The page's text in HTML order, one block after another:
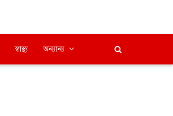
স্বাস্থ্য অন্যান্য